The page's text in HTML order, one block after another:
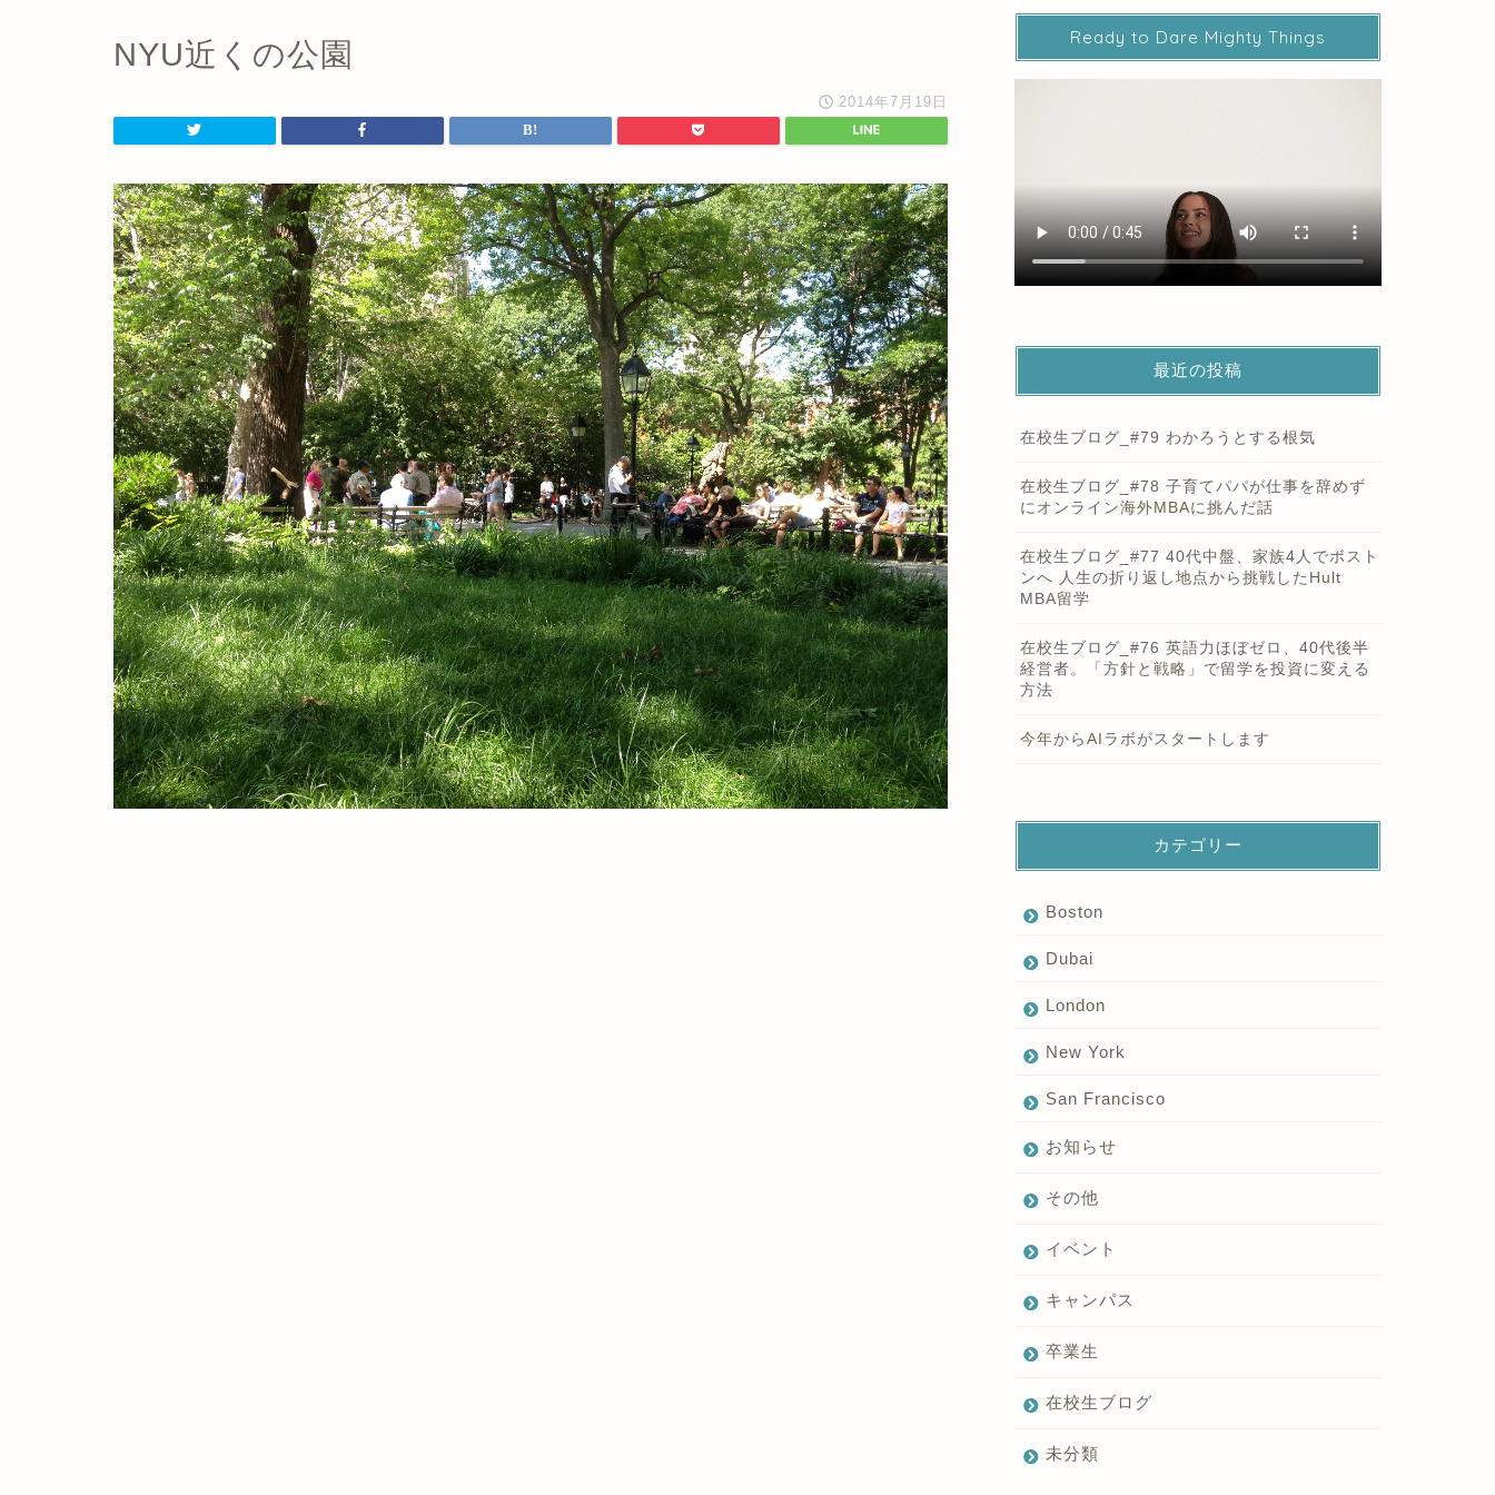
NYU近くの公園
2014年7月19日
Ready to Dare Mighty Things
最近の投稿
在校生ブログ_#79 わかろうとする根気
在校生ブログ_#78 子育てパパが仕事を辞めず
にオンライン海外MBAに挑んだ話
在校生ブログ_#77 40代中盤、家族4人でボスト
ンへ 人生の折り返し地点から挑戦したHult
MBA留学
在校生ブログ_#76 英語力ほぼゼロ、40代後半
経営者。「方針と戦略」で留学を投資に変える
方法
今年からAIラボがスタートします
カテゴリー
Boston
Dubai
London
New York
San Francisco
お知らせ
その他
イベント
キャンパス
卒業生
在校生ブログ
未分類